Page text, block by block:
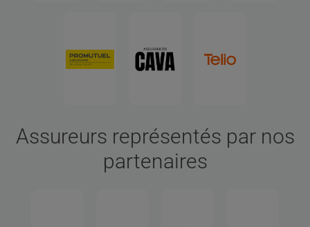
Assureurs représentés par nos
partenaires